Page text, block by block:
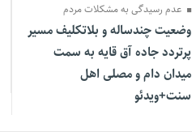
عدم رسیدگی به مشکلات مردم
وضعیت چندساله و بلاتکلیف مسیر
پرتردد جاده آق قایه به سمت
میدان دام و مصلی اهل
سنت+ویدئو